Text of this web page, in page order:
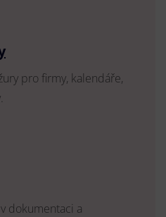
pro firmy, kalendáře,
dokumentaci a